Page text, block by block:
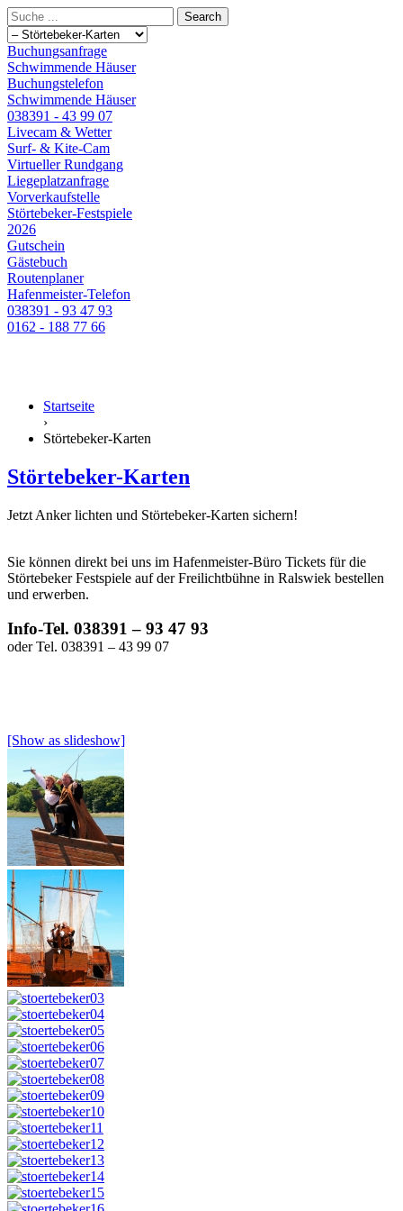
Buchungsanfrage
Schwimmende Häuser
Buchungstelefon
Schwimmende Häuser
038391 - 43 99 07
Livecam & Wetter
Surf- & Kite-Cam
Virtueller Rundgang
Liegeplatzanfrage
Vorverkaufstelle
Störtebeker-Festspiele
2026
Gutschein
Gästebuch
Routenplaner
Hafenmeister-Telefon
038391 - 93 47 93
0162 - 188 77 66
Startseite
›
Störtebeker-Karten
Störtebeker-Karten
Jetzt Anker lichten und Störtebeker-Karten sichern!
Sie können direkt bei uns im Hafenmeister-Büro Tickets für die
Störtebeker Festspiele auf der Freilichtbühne in Ralswiek bestellen
und erwerben.
Info-Tel. 038391 – 93 47 93
oder Tel. 038391 – 43 99 07
[Show as slideshow]